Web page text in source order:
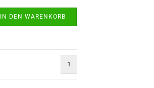
IN DEN WARENKORB
1